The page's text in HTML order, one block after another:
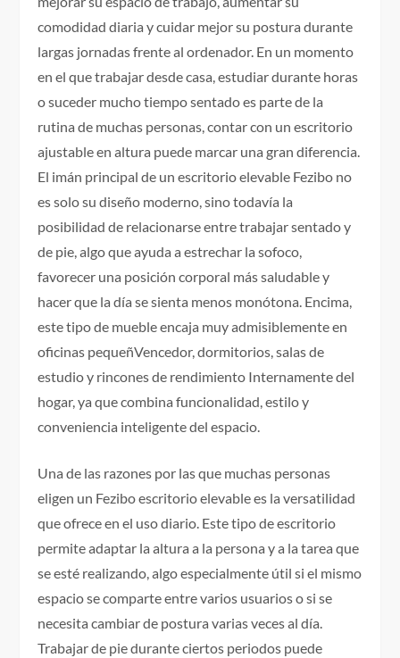
comodidad diaria y cuidar mejor su postura durante
largas jornadas frente al ordenador. En un momento
en el que trabajar desde casa, estudiar durante horas
o suceder mucho tiempo sentado es parte de la
rutina de muchas personas, contar con un escritorio
ajustable en altura puede marcar una gran diferencia.
El imán principal de un escritorio elevable Fezibo no
es solo su diseño moderno, sino todavía la
posibilidad de relacionarse entre trabajar sentado y
de pie, algo que ayuda a estrechar la sofoco,
favorecer una posición corporal más saludable y
hacer que la día se sienta menos monótona. Encima,
este tipo de mueble encaja muy admisiblemente en
oficinas pequeñVencedor, dormitorios, salas de
estudio y rincones de rendimiento Internamente del
hogar, ya que combina funcionalidad, estilo y
conveniencia inteligente del espacio.
Una de las razones por las que muchas personas
eligen un Fezibo escritorio elevable es la versatilidad
que ofrece en el uso diario. Este tipo de escritorio
permite adaptar la altura a la persona y a la tarea que
se esté realizando, algo especialmente útil si el mismo
espacio se comparte entre varios usuarios o si se
necesita cambiar de postura varias veces al día.
Trabajar de pie durante ciertos periodos puede